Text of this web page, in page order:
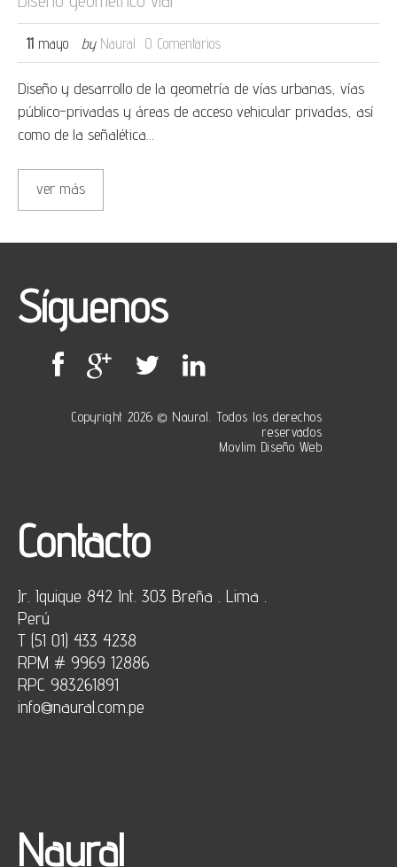
11 mayo by Naural 0 Comentarios
Diseño y desarrollo de la geometría de vías urbanas, vías
público-privadas y áreas de acceso vehicular privadas, así
como de la señalética…
ver más
Síguenos
Copyright 2026 © Naural. Todos los derechos
reservados
Movlim Diseño Web
Contacto
Jr. Iquique 842 Int. 303 Breña . Lima .
Perú
T (51 01) 433 4238
RPM # 9969 12886
RPC 983261891
info@naural.com.pe
Naural